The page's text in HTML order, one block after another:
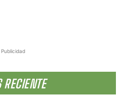
Publicidad